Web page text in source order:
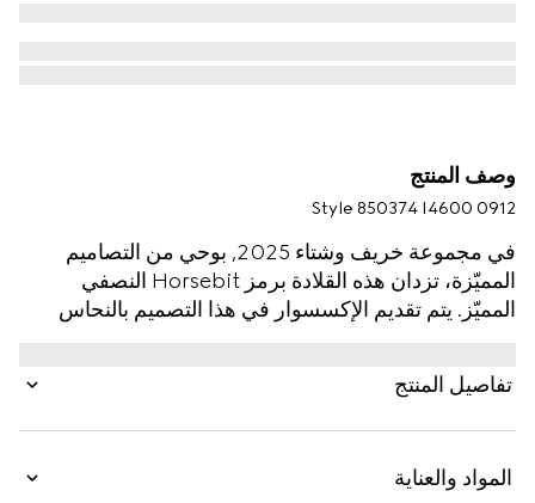
وصف المنتج
Style ‎850374 I4600 0912
في مجموعة خريف وشتاء 2025, بوحي من التصاميم
المميّزة، تزدان هذه القلادة برمز Horsebit النصفي
المميّز. يتم تقديم الإكسسوار في هذا التصميم بالنحاس
تفاصيل المنتج
المواد والعناية